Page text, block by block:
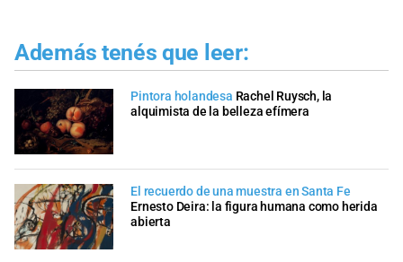
Además tenés que leer:
Pintora holandesa Rachel Ruysch, la
alquimista de la belleza efímera
El recuerdo de una muestra en Santa Fe
Ernesto Deira: la figura humana como herida
abierta